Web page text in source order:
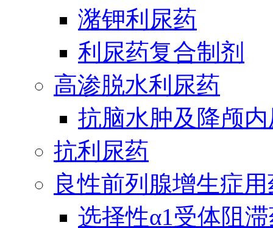
潴钾利尿药
利尿药复合制剂
高渗脱水利尿药
抗脑水肿及降颅
抗利尿药
良性前列腺增生症
选择性α1受体阻